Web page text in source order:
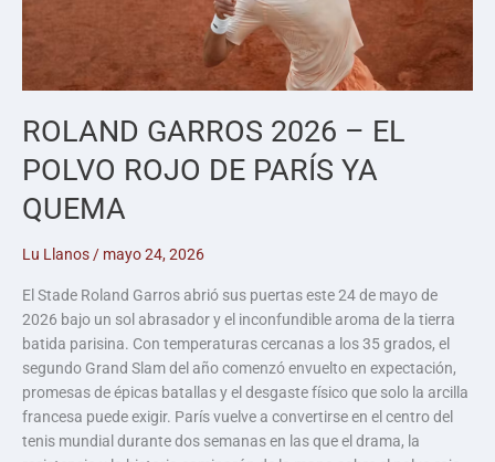
ROLAND GARROS 2026 – EL
POLVO ROJO DE PARÍS YA
QUEMA
Lu Llanos / mayo 24, 2026
El Stade Roland Garros abrió sus puertas este 24 de mayo de
2026 bajo un sol abrasador y el inconfundible aroma de la tierra
batida parisina. Con temperaturas cercanas a los 35 grados, el
segundo Grand Slam del año comenzó envuelto en expectación,
promesas de épicas batallas y el desgaste físico que solo la arcilla
francesa puede exigir. París vuelve a convertirse en el centro del
tenis mundial durante dos semanas en las que el drama, la